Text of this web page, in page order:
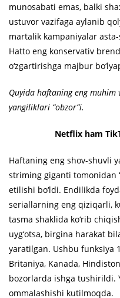
munosabati emas, balki
ustuvor vazifaga aylanib
martalik kampaniyalar
Hatto eng konservativ
o‘zgartirishga majbur
Quyida haftaning eng muhim
yangiliklari “obzor”i.
Netflix ham
Haftaning eng shov-shuvli
striming giganti tomonidan
etilishi bo‘ldi. Endilikda
seriallarning eng qiziqarli,
tasma shaklida ko‘rib
uyg‘otsa, birgina harakat
yaratilgan. Ushbu funksiya
Britaniya, Kanada,
bozorlarda ishga tushirildi.
ommalashishi kutilmoqda.